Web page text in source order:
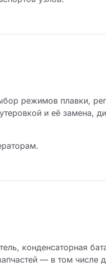
режимов плавки,
и её замена,
конденсаторная
— в том числе